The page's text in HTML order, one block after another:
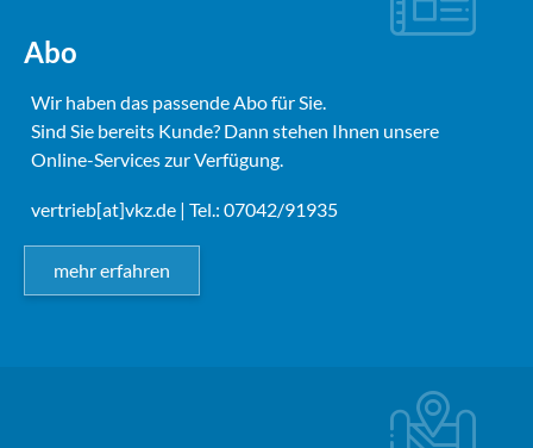
Abo
Wir haben das passende Abo für Sie.
Sind Sie bereits Kunde? Dann stehen Ihnen unsere
Online-Services zur Verfügung.
vertrieb[at]vkz.de | Tel.: 07042/91935
mehr erfahren